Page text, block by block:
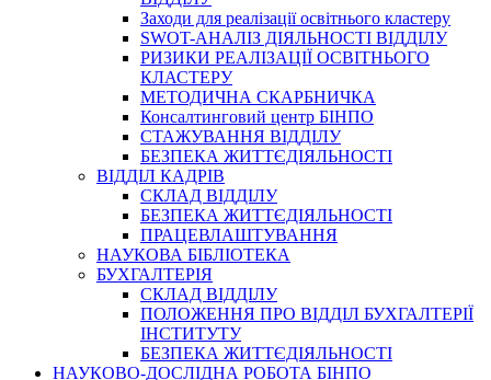
Заходи для реалізації освітнього кластеру
SWOT-АНАЛІЗ ДІЯЛЬНОСТІ ВІДДІЛУ
РИЗИКИ РЕАЛІЗАЦІЇ ОСВІТНЬОГО
КЛАСТЕРУ
МЕТОДИЧНА СКАРБНИЧКА
Консалтинговий центр БІНПО
СТАЖУВАННЯ ВІДДІЛУ
БЕЗПЕКА ЖИТТЄДІЯЛЬНОСТІ
ВІДДІЛ КАДРІВ
СКЛАД ВІДДІЛУ
БЕЗПЕКА ЖИТТЄДІЯЛЬНОСТІ
ПРАЦЕВЛАШТУВАННЯ
НАУКОВА БІБЛІОТЕКА
БУХГАЛТЕРІЯ
СКЛАД ВІДДІЛУ
ПОЛОЖЕННЯ ПРО ВІДДІЛ БУХГАЛТЕРІЇ
ІНСТИТУТУ
БЕЗПЕКА ЖИТТЄДІЯЛЬНОСТІ
НАУКОВО-ДОСЛІДНА РОБОТА БІНПО